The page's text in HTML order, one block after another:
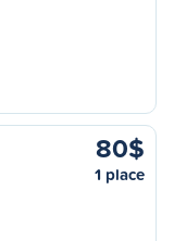
80$
1 place